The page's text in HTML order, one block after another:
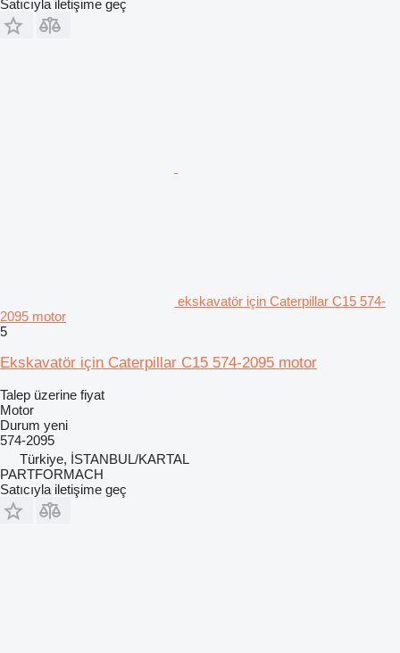
Satıcıyla iletişime geç
ekskavatör için Caterpillar C15 574-
2095 motor
5
Ekskavatör için Caterpillar C15 574-2095 motor
Talep üzerine fiyat
Motor
Durum yeni
574-2095
Türkiye, İSTANBUL/KARTAL
PARTFORMACH
Satıcıyla iletişime geç